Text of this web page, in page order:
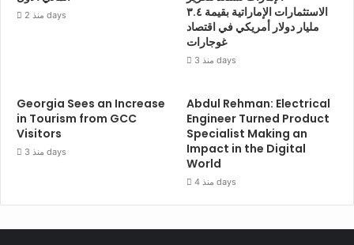
منذ 2 days
الاستثمارات الإماراتية بقيمة ٣.٤
مليار دولار أمريكي في اقتصاد
غوجارات
منذ 3 days
Georgia Sees an Increase
in Tourism from GCC
Visitors
منذ 3 days
Abdul Rehman: Electrical
Engineer Turned Product
Specialist Making an
Impact in the Digital
World
منذ 4 days